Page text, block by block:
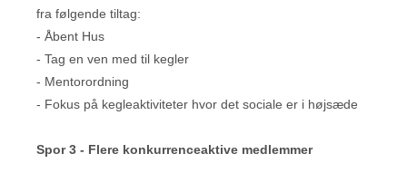
fra følgende tiltag:
- Åbent Hus
- Tag en ven med til kegler
- Mentorordning
- Fokus på kegleaktiviteter hvor det sociale er i højsæde
Spor 3 - Flere konkurrenceaktive medlemmer